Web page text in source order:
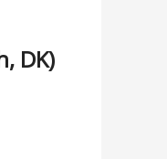
DK)